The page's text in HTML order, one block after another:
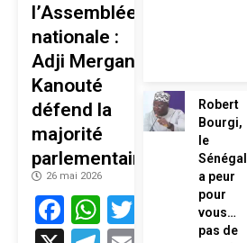
l’Assemblée
nationale :
Adji Mergane
Kanouté
défend la
majorité
parlementaire
26 mai 2026
Facebook
WhatsApp
Twitter
Robert
Bourgi,
le
Sénégal
a peur
pour
vous…
pas de